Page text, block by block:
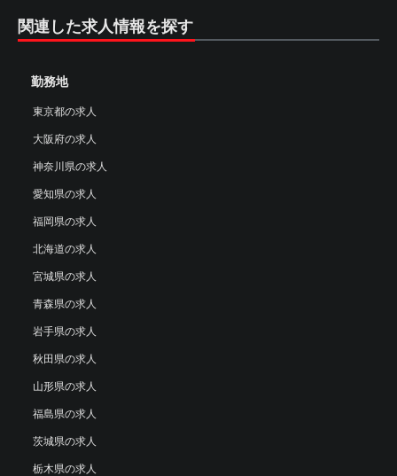
関連した求人情報を探す
勤務地
東京都の求人
大阪府の求人
神奈川県の求人
愛知県の求人
福岡県の求人
北海道の求人
宮城県の求人
青森県の求人
岩手県の求人
秋田県の求人
山形県の求人
福島県の求人
茨城県の求人
栃木県の求人